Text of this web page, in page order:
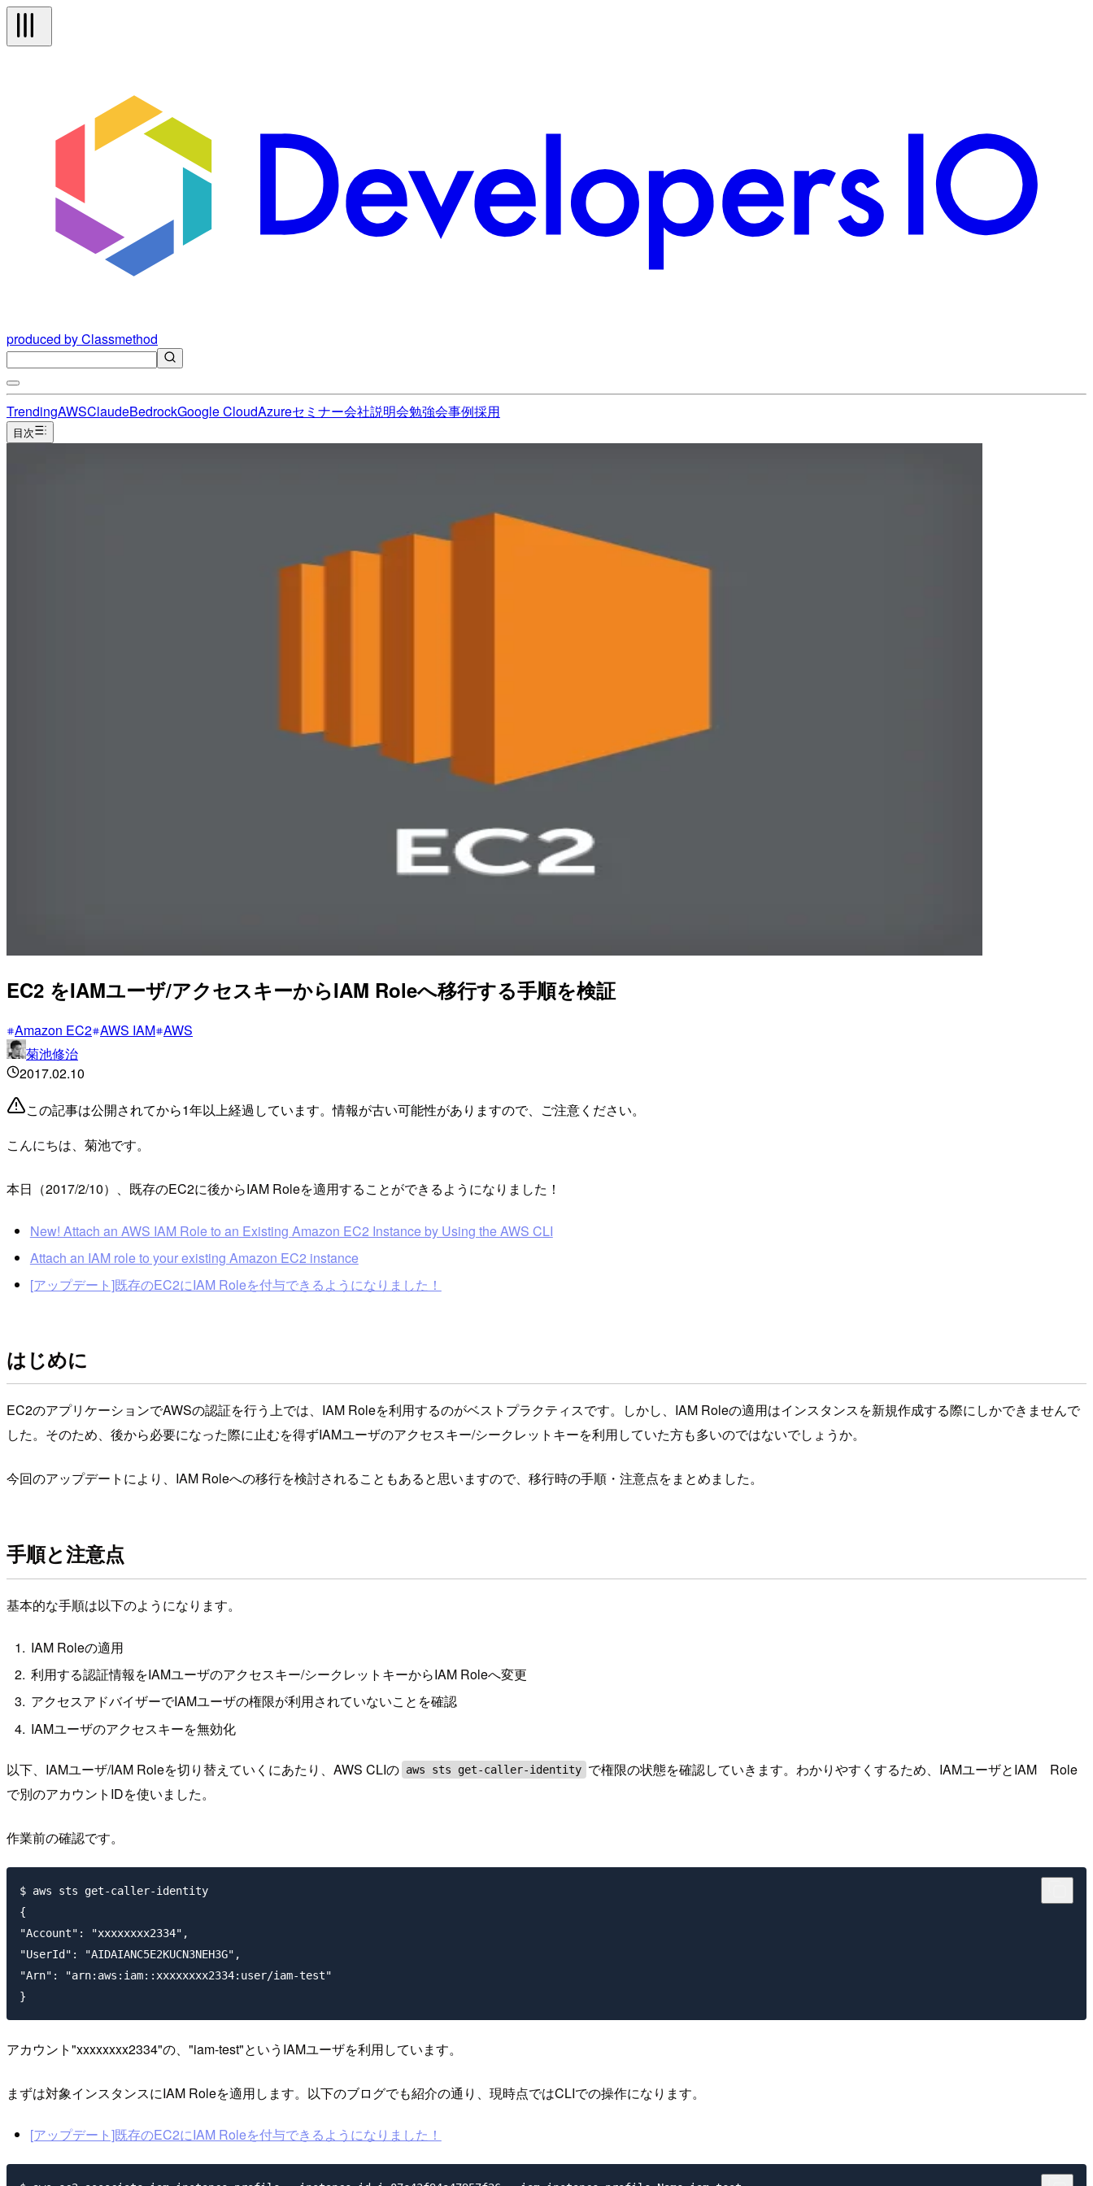
produced by Classmethod
TrendingAWSClaudeBedrockGoogle CloudAzureセミナー会社説明会勉強会事例採用
目次
EC2 をIAMユーザ/アクセスキーからIAM Roleへ移行する手順を検証
Amazon EC2 AWS IAM AWS
菊池修治
2017.02.10
この記事は公開されてから1年以上経過しています。情報が古い可能性がありますので、ご注意ください。
こんにちは、菊池です。
本日（2017/2/10）、既存のEC2に後からIAM Roleを適用することができるようになりました！
New! Attach an AWS IAM Role to an Existing Amazon EC2 Instance by Using the AWS CLI
Attach an IAM role to your existing Amazon EC2 instance
[アップデート]既存のEC2にIAM Roleを付与できるようになりました！
はじめに
EC2のアプリケーションでAWSの認証を行う上では、IAM Roleを利用するのがベストプラクティスです。しかし、IAM Roleの適用はインスタンスを新規作成する際にしかできませんで
した。そのため、後から必要になった際に止むを得ずIAMユーザのアクセスキー/シークレットキーを利用していた方も多いのではないでしょうか。
今回のアップデートにより、IAM Roleへの移行を検討されることもあると思いますので、移行時の手順・注意点をまとめました。
手順と注意点
基本的な手順は以下のようになります。
IAM Roleの適用
利用する認証情報をIAMユーザのアクセスキー/シークレットキーからIAM Roleへ変更
アクセスアドバイザーでIAMユーザの権限が利用されていないことを確認
IAMユーザのアクセスキーを無効化
以下、IAMユーザ/IAM Roleを切り替えていくにあたり、AWS CLIの aws sts get-caller-identity で権限の状態を確認していきます。わかりやすくするため、IAMユーザとIAM Role
で別のアカウントIDを使いました。
作業前の確認です。
$ aws sts get-caller-identity
{
"Account": "xxxxxxxx2334",
"UserId": "AIDAIANC5E2KUCN3NEH3G",
"Arn": "arn:aws:iam::xxxxxxxx2334:user/iam-test"
アカウント"xxxxxxxx2334"の、"iam-test"というIAMユーザを利用しています。
まずは対象インスタンスにIAM Roleを適用します。以下のブログでも紹介の通り、現時点ではCLIでの操作になります。
[アップデート]既存のEC2にIAM Roleを付与できるようになりました！